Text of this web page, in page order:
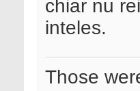
chiar nu
inteles.
Those